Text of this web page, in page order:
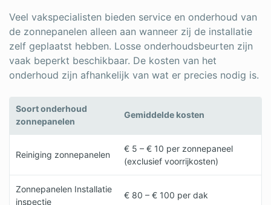
Veel vakspecialisten bieden service en onderhoud van
de zonnepanelen alleen aan wanneer zij de installatie
zelf geplaatst hebben. Losse onderhoudsbeurten zijn
vaak beperkt beschikbaar. De kosten van het
onderhoud zijn afhankelijk van wat er precies nodig is.
Soort onderhoud
zonnepanelen
Gemiddelde kosten
Reiniging zonnepanelen
€ 5 – € 10 per zonnepaneel
(exclusief voorrijkosten)
Zonnepanelen Installatie
inspectie
€ 80 – € 100 per dak